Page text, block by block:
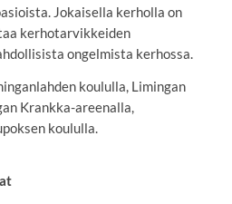
Jokaisella kerholla on
kerhotarvikkeiden
ongelmista kerhossa.
koululla, Limingan
Krankka-areenalla,
koululla.